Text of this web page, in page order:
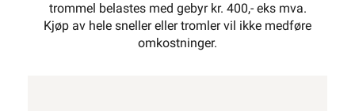
trommel belastes med gebyr kr. 400,- eks mva.
Kjøp av hele sneller eller tromler vil ikke medføre
omkostninger.